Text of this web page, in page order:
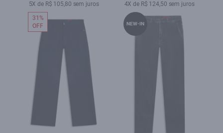
5X de R$ 105,80 sem juros 4X de R$ 124,50 sem juros
31%
OFF
NEW-IN